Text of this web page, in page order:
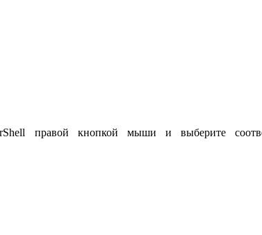
правой кнопкой мыши и выберите